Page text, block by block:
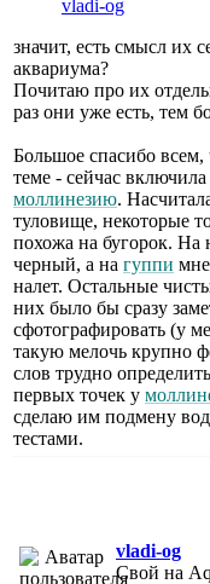
vladi-og
значит, есть смысл их
аквариума?
Почитаю про их
раз они уже есть, тем
Большое спасибо всем,
теме - сейчас
моллинезию.
туловище, некоторые
похожа на бугорок. На
черный, а на гуппи
налет. Остальные
них было бы сразу
сфотографировать (у
такую мелочь крупно
слов трудно
первых точек у
сделаю им подмену
тестами.
vladi-og
Свой на